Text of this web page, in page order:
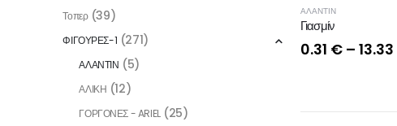
ΑΛΑΝΤΙΝ
Γιασμίν
0.31 € – 13.33
Τοπερ (39)
ΦΙΓΟΥΡΕΣ-1 (271)
ΑΛΑΝΤΙΝ (5)
ΑΛΙΚΗ (12)
ΓΟΡΓΟΝΕΣ - ARIEL (25)